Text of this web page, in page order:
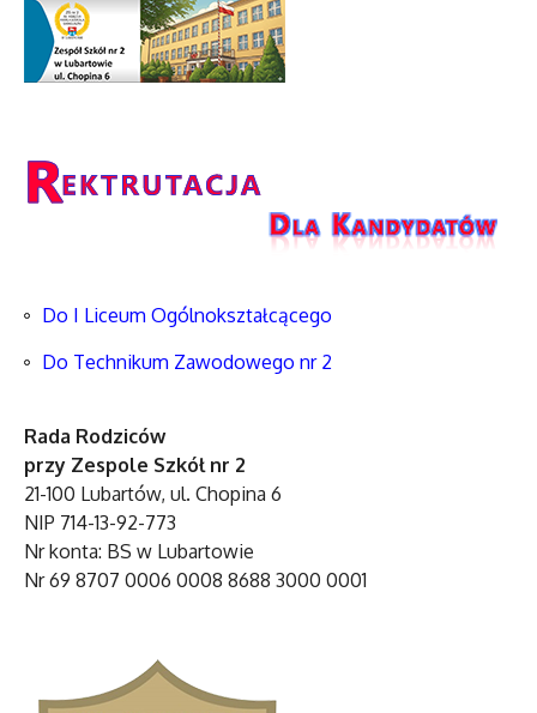
Do I Liceum Ogólnokształcącego
Do Technikum Zawodowego nr 2
Rada Rodziców
przy Zespole Szkół nr 2
21-100 Lubartów, ul. Chopina 6
NIP 714-13-92-773
Nr konta: BS w Lubartowie
Nr 69 8707 0006 0008 8688 3000 0001